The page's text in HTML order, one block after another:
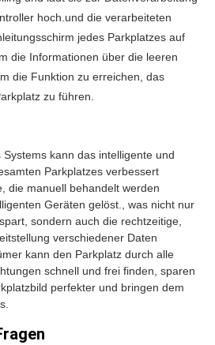
hoch.und die verarbeiteten
jedes Parkplatzes auf
die Informationen über die leeren
die Funktion zu erreichen, das
zu führen.
kann das intelligente und
Parkplatzes verbessert
die manuell behandelt werden
Geräten gelöst., was nicht nur
sondern auch die rechtzeitige,
verschiedener Daten
kann den Parkplatz durch alle
schnell und frei finden, sparen
perfekter und bringen dem